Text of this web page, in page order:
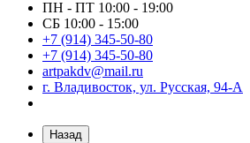
ПН - ПТ 10:00 - 19:00
СБ 10:00 - 15:00
+7 (914) 345-50-80
+7 (914) 345-50-80
artpakdv@mail.ru
г. Владивосток, ул. Русская, 94-А
Назад